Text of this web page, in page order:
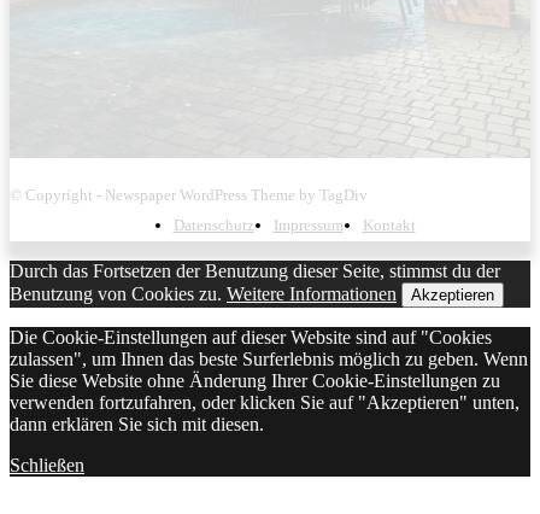
© Copyright - Newspaper WordPress Theme by TagDiv
Datenschutz
Impressum Kontakt
Durch das Fortsetzen der Benutzung dieser Seite, stimmst du der
Benutzung von Cookies zu. Weitere Informationen Akzeptieren
Die Cookie-Einstellungen auf dieser Website sind auf "Cookies
zulassen", um Ihnen das beste Surferlebnis möglich zu geben. Wenn
Sie diese Website ohne Änderung Ihrer Cookie-Einstellungen zu
verwenden fortzufahren, oder klicken Sie auf "Akzeptieren" unten,
dann erklären Sie sich mit diesen.
Schließen